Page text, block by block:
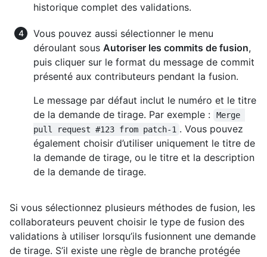
historique complet des validations.
Vous pouvez aussi sélectionner le menu
déroulant sous Autoriser les commits de fusion,
puis cliquer sur le format du message de commit
présenté aux contributeurs pendant la fusion.
Le message par défaut inclut le numéro et le titre
de la demande de tirage. Par exemple :
Merge
pull request #123 from patch-1 . Vous pouvez
également choisir d’utiliser uniquement le titre de
la demande de tirage, ou le titre et la description
de la demande de tirage.
Si vous sélectionnez plusieurs méthodes de fusion, les
collaborateurs peuvent choisir le type de fusion des
validations à utiliser lorsqu’ils fusionnent une demande
de tirage. S’il existe une règle de branche protégée